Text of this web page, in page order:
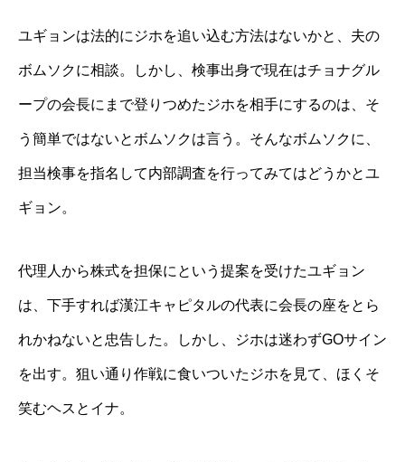
ユギョンは法的にジホを追い込む方法はないかと、夫の
ボムソクに相談。しかし、検事出身で現在はチョナグル
ープの会長にまで登りつめたジホを相手にするのは、そ
う簡単ではないとボムソクは言う。そんなボムソクに、
担当検事を指名して内部調査を行ってみてはどうかとユ
ギョン。
代理人から株式を担保にという提案を受けたユギョン
は、下手すれば漢江キャピタルの代表に会長の座をとら
れかねないと忠告した。しかし、ジホは迷わずGOサイン
を出す。狙い通り作戦に食いついたジホを見て、ほくそ
笑むヘスとイナ。